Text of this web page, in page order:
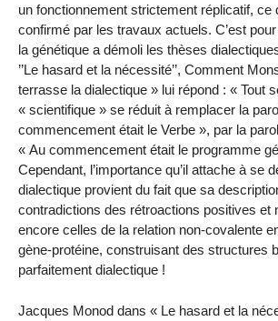
un fonctionnement strictement réplicatif, ce
confirmé par les travaux actuels. C’est pour
la génétique a démoli les thèses
’’Le hasard et la nécessité’’, Comment
terrasse la dialectique » lui répond : « Tout
« scientifique » se réduit à remplacer la
commencement était le Verbe », par la
« Au commencement était le programme
Cependant, l’importance qu’il attache à se
dialectique provient du fait que sa
contradictions des rétroactions positives et
encore celles de la relation non-covalente
gène-protéine, construisant des structures
parfaitement dialectique !
Jacques Monod dans « Le hasard et la